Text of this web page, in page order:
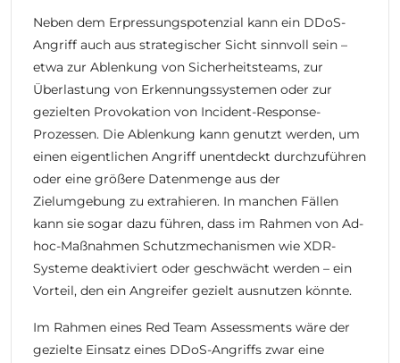
Neben dem Erpressungspotenzial kann ein DDoS-
Angriff auch aus strategischer Sicht sinnvoll sein –
etwa zur Ablenkung von Sicherheitsteams, zur
Überlastung von Erkennungssystemen oder zur
gezielten Provokation von Incident-Response-
Prozessen. Die Ablenkung kann genutzt werden, um
einen eigentlichen Angriff unentdeckt durchzuführen
oder eine größere Datenmenge aus der
Zielumgebung zu extrahieren. In manchen Fällen
kann sie sogar dazu führen, dass im Rahmen von Ad-
hoc-Maßnahmen Schutzmechanismen wie XDR-
Systeme deaktiviert oder geschwächt werden – ein
Vorteil, den ein Angreifer gezielt ausnutzen könnte.
Im Rahmen eines Red Team Assessments wäre der
gezielte Einsatz eines DDoS-Angriffs zwar eine